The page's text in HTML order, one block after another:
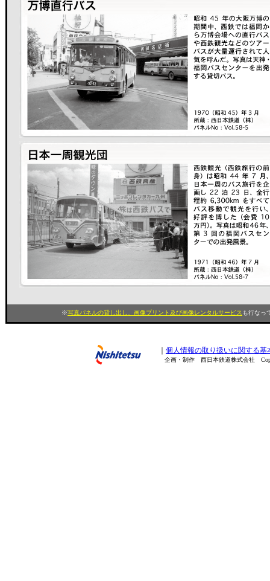
※写真パネルの貸し出し、画像プリント及び画像レンタルサービス も行なっ
個人情報の取り扱いに関する基
企画・制作 西日本鉄道株式会社